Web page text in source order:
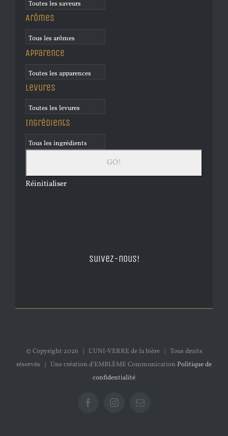
Arômes
Apparence
Levures
Ingrédients
Réinitialiser
Suivez-nous!
© Copyright 2026 | L'UNI-VERRE de la bière | Tous droits
réservés | Une création d'EMBLÈME Communication Politique de
confidentialité
FacebookInstagramEmail